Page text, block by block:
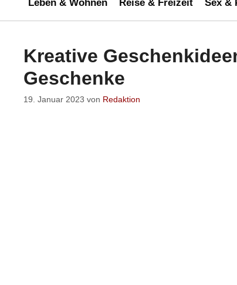
Leben & Wohnen Reise & Freizeit Sex &
Kreative
Geschenke
19. Januar 2023 von Redaktion